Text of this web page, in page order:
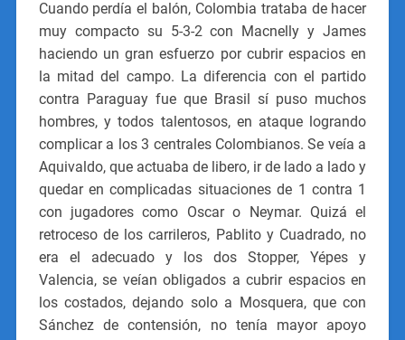
Cuando perdía el balón, Colombia trataba de hacer
muy compacto su 5-3-2 con Macnelly y James
haciendo un gran esfuerzo por cubrir espacios en
la mitad del campo. La diferencia con el partido
contra Paraguay fue que Brasil sí puso muchos
hombres, y todos talentosos, en ataque logrando
complicar a los 3 centrales Colombianos. Se veía a
Aquivaldo, que actuaba de libero, ir de lado a lado y
quedar en complicadas situaciones de 1 contra 1
con jugadores como Oscar o Neymar. Quizá el
retroceso de los carrileros, Pablito y Cuadrado, no
era el adecuado y los dos Stopper, Yépes y
Valencia, se veían obligados a cubrir espacios en
los costados, dejando solo a Mosquera, que con
Sánchez de contensión, no tenía mayor apoyo